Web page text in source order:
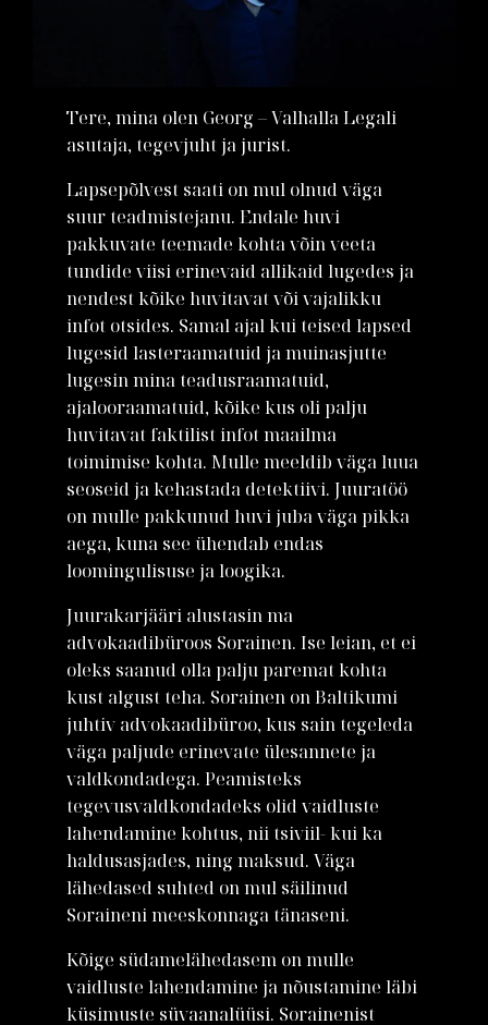
Tere, mina olen Georg – Valhalla Legali
asutaja, tegevjuht ja jurist.
Lapsepõlvest saati on mul olnud väga
suur teadmistejanu. Endale huvi
pakkuvate teemade kohta võin veeta
tundide viisi erinevaid allikaid lugedes ja
nendest kõike huvitavat või vajalikku
infot otsides. Samal ajal kui teised lapsed
lugesid lasteraamatuid ja muinasjutte
lugesin mina teadusraamatuid,
ajalooraamatuid, kõike kus oli palju
huvitavat faktilist infot maailma
toimimise kohta. Mulle meeldib väga luua
seoseid ja kehastada detektiivi. Juuratöö
on mulle pakkunud huvi juba väga pikka
aega, kuna see ühendab endas
loomingulisuse ja loogika.
Juurakarjääri alustasin ma
advokaadibüroos Sorainen. Ise leian, et ei
oleks saanud olla palju paremat kohta
kust algust teha. Sorainen on Baltikumi
juhtiv advokaadibüroo, kus sain tegeleda
väga paljude erinevate ülesannete ja
valdkondadega. Peamisteks
tegevusvaldkondadeks olid vaidluste
lahendamine kohtus, nii tsiviil- kui ka
haldusasjades, ning maksud. Väga
lähedased suhted on mul säilinud
Soraineni meeskonnaga tänaseni.
Kõige südamelähedasem on mulle
vaidluste lahendamine ja nõustamine läbi
küsimuste süvaanalüüsi. Sorainenist